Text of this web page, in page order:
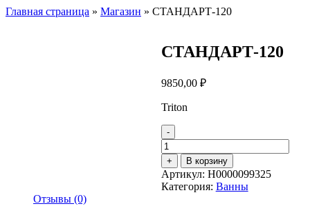
Главная страница » Магазин » СТАНДАРТ-120
СТАНДАРТ-120
9850,00 ₽
Triton
-
Количество
товара
СТАНДАРТ-120
+ В корзину
Артикул: Н0000099325
Категория: Ванны
Отзывы (0)